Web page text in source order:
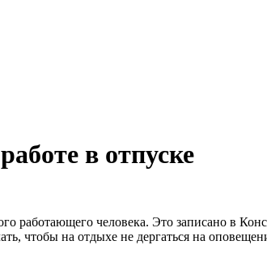
в отпуске
работающего человека. Это записано в
чтобы на отдыхе не дергаться на